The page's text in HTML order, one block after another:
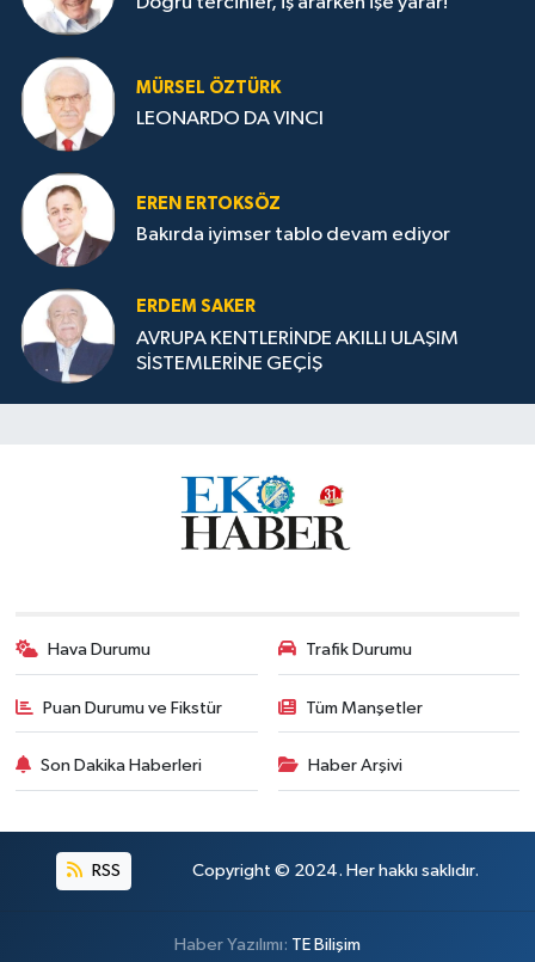
MÜRSEL ÖZTÜRK
LEONARDO DA VINCI
EREN ERTOKSÖZ
Bakırda iyimser tablo devam ediyor
ERDEM SAKER
AVRUPA KENTLERİNDE AKILLI ULAŞIM
SİSTEMLERİNE GEÇİŞ
Hava Durumu Trafik Durumu
Puan Durumu ve Fikstür Tüm Manşetler
Son Dakika Haberleri Haber Arşivi
RSS Copyright © 2024. Her hakkı saklıdır.
Haber Yazılımı: TE Bilişim